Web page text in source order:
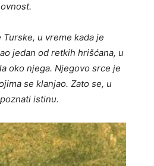
u vreme kada je
jedan od retkih hrišćana, u
oko njega. Njegovo srce je
se klanjao. Zato se, u
istinu.